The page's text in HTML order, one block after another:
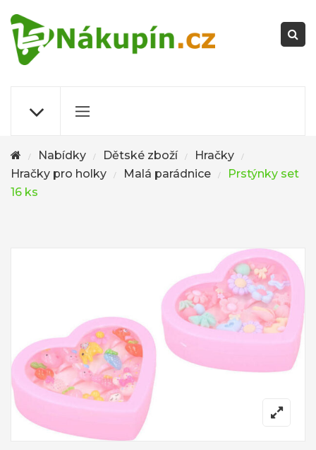
/ Nabídky / Dětské zboží / Hračky /
Hračky pro holky / Malá parádnice /
Prstýnky set
16 ks